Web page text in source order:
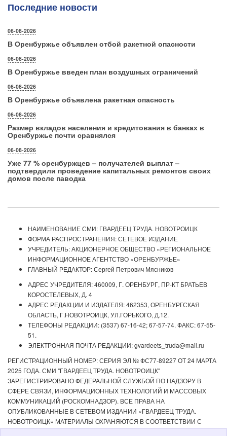
Последние новости
06-08-2026
В Оренбуржье объявлен отбой ракетной опасности
06-08-2026
В Оренбуржье введен план воздушных ограничений
06-08-2026
В Оренбуржье объявлена ракетная опасность
06-08-2026
Размер вкладов населения и кредитования в банках в
Оренбуржье почти сравнялся
06-08-2026
Уже 77 % оренбуржцев – получателей выплат –
подтвердили проведение капитальных ремонтов своих
домов после паводка
НАИМЕНОВАНИЕ СМИ: ГВАРДЕЕЦ ТРУДА. НОВОТРОИЦК
ФОРМА РАСПРОСТРАНЕНИЯ: СЕТЕВОЕ ИЗДАНИЕ
УЧРЕДИТЕЛЬ: АКЦИОНЕРНОЕ ОБЩЕСТВО «РЕГИОНАЛЬНОЕ
ИНФОРМАЦИОННОЕ АГЕНТСТВО «ОРЕНБУРЖЬЕ»
ГЛАВНЫЙ РЕДАКТОР: Сергей Петрович Мясников
АДРЕС УЧРЕДИТЕЛЯ: 460009, Г. ОРЕНБУРГ, ПР-КТ БРАТЬЕВ
КОРОСТЕЛЕВЫХ, Д. 4
АДРЕС РЕДАКЦИИ И ИЗДАТЕЛЯ: 462353, ОРЕНБУРГСКАЯ
ОБЛАСТЬ, Г.НОВОТРОИЦК, УЛ.ГОРЬКОГО, Д.12.
ТЕЛЕФОНЫ РЕДАКЦИИ: (3537) 67-16-42; 67-57-74. ФАКС: 67-55-
51.
ЭЛЕКТРОННАЯ ПОЧТА РЕДАКЦИИ: gvardeets_truda@mail.ru
РЕГИСТРАЦИОННЫЙ НОМЕР: СЕРИЯ ЭЛ № ФС77-89227 ОТ 24 МАРТА
2025 ГОДА. СМИ "ГВАРДЕЕЦ ТРУДА. НОВОТРОИЦК"
ЗАРЕГИСТРИРОВАНО ФЕДЕРАЛЬНОЙ СЛУЖБОЙ ПО НАДЗОРУ В
СФЕРЕ СВЯЗИ, ИНФОРМАЦИОННЫХ ТЕХНОЛОГИЙ И МАССОВЫХ
КОММУНИКАЦИЙ (РОСКОМНАДЗОР). ВСЕ ПРАВА НА
ОПУБЛИКОВАННЫЕ В СЕТЕВОМ ИЗДАНИИ «ГВАРДЕЕЦ ТРУДА.
НОВОТРОИЦК» МАТЕРИАЛЫ ОХРАНЯЮТСЯ В СООТВЕТСТВИИ С
ЗАКОНОДАТЕЛЬСТВОМ РФ. ЛЮБОЕ ИСПОЛЬЗОВАНИЕ МАТЕРИАЛОВ